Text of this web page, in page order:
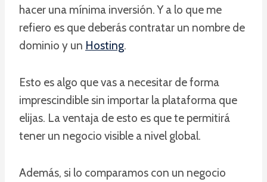
hacer una mínima inversión. Y a lo que me
refiero es que deberás contratar un nombre de
dominio y un Hosting.
Esto es algo que vas a necesitar de forma
imprescindible sin importar la plataforma que
elijas. La ventaja de esto es que te permitirá
tener un negocio visible a nivel global.
Además, si lo comparamos con un negocio